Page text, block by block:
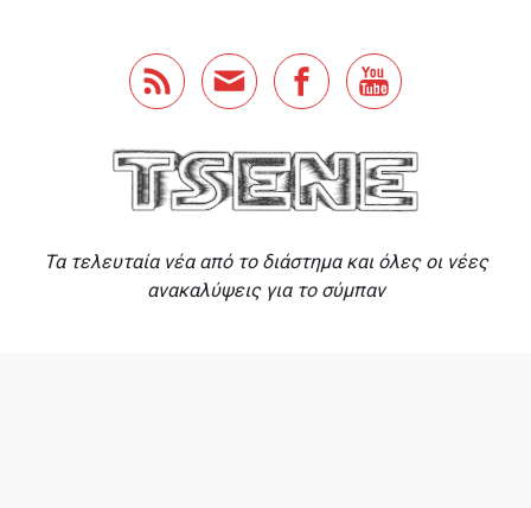
Τα τελευταία νέα από το διάστημα και όλες οι νέες
ανακαλύψεις για το σύμπαν